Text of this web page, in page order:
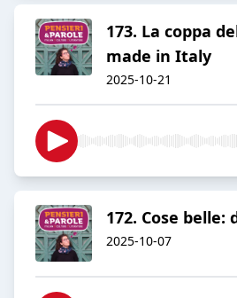
173. La coppa
made in Italy
2025-10-21
172. Cose belle:
2025-10-07